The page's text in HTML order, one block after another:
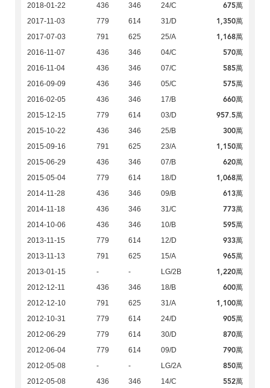
2018-01-22 436 346 24/C 675萬
2017-11-03 779 614 31/D 1,350萬
2017-07-03 791 625 25/A 1,168萬
2016-11-07 436 346 04/C 570萬
2016-11-04 436 346 07/C 585萬
2016-09-09 436 346 05/C 575萬
2016-02-05 436 346 17/B 660萬
2015-12-15 779 614 03/D 957.5萬
2015-10-22 436 346 25/B 300萬
2015-09-16 791 625 23/A 1,150萬
2015-06-29 436 346 07/B 620萬
2015-05-04 779 614 18/D 1,068萬
2014-11-28 436 346 09/B 613萬
2014-11-18 436 346 31/C 773萬
2014-10-06 436 346 10/B 595萬
2013-11-15 779 614 12/D 933萬
2013-11-13 791 625 15/A 965萬
2013-01-15 - - LG/2B 1,220萬
2012-12-11 436 346 18/B 600萬
2012-12-10 791 625 31/A 1,100萬
2012-10-31 779 614 24/D 905萬
2012-06-29 779 614 30/D 870萬
2012-06-04 779 614 09/D 790萬
2012-05-08 - - LG/2A 850萬
2012-05-08 436 346 14/C 552萬